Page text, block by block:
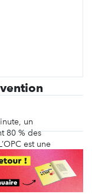
un
80 % des
est une
santé
Elle
nombre